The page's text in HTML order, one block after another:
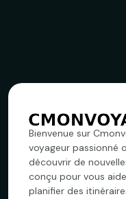
Bienvenue sur
voyageur passionné
découvrir de
conçu pour vous
planifier des